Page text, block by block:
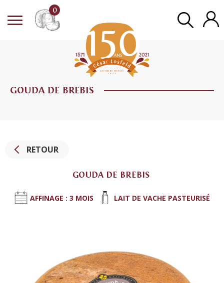
0
GOUDA DE BREBIS
RETOUR
GOUDA DE BREBIS
AFFINAGE : 3 MOIS LAIT DE VACHE PASTEURISÉ